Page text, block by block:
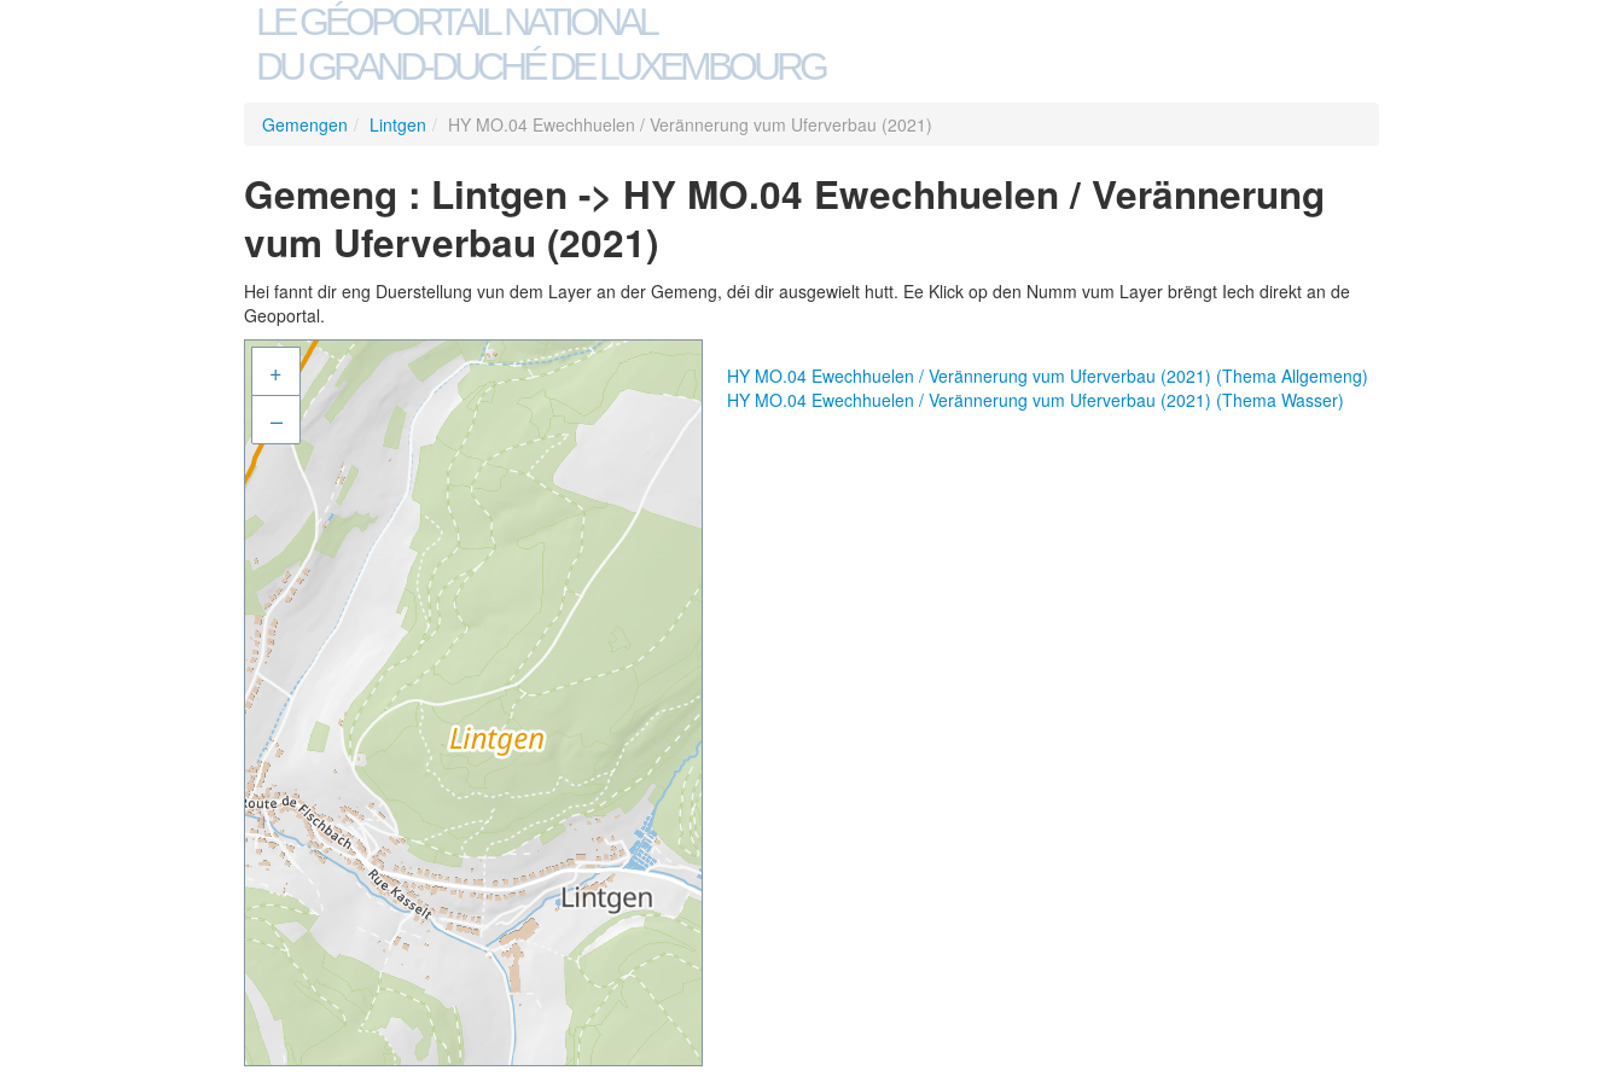
LE GÉOPORTAIL NATIONAL
DU GRAND-DUCHÉ DE LUXEMBOURG
Gemengen / Lintgen / HY MO.04 Ewechhuelen / Verännerung vum Uferverbau (2021)
Gemeng : Lintgen -> HY MO.04 Ewechhuelen / Verännerung
vum Uferverbau (2021)
Hei fannt dir eng Duerstellung vun dem Layer an der Gemeng, déi dir ausgewielt hutt. Ee Klick op den Numm vum Layer brëngt Iech direkt an de
Geoportal.
+
–
HY MO.04 Ewechhuelen / Verännerung vum Uferverbau (2021) (Thema Allgemeng)
HY MO.04 Ewechhuelen / Verännerung vum Uferverbau (2021) (Thema Wasser)